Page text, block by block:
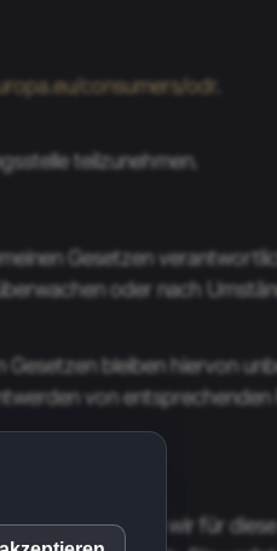
consumers/odr
teilzunehmen.
Gesetzen
oder nach
bleiben hiervon
von
Deshalb können wir für